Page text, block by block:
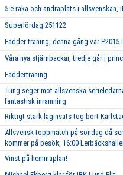
5:e raka och andraplats i allsvenskan,
Superlördag 251122
Fadder träning, denna gång var P2015
Våra nya stjärnbackar, tredje går i
Fadderträning
Tung seger mot allsvenska
fantastisk inramning
Riktigt stark laginsats tog bort
Allsvensk toppmatch på söndag då
kommer på besök, 16:00
Vinst på hemmaplan!